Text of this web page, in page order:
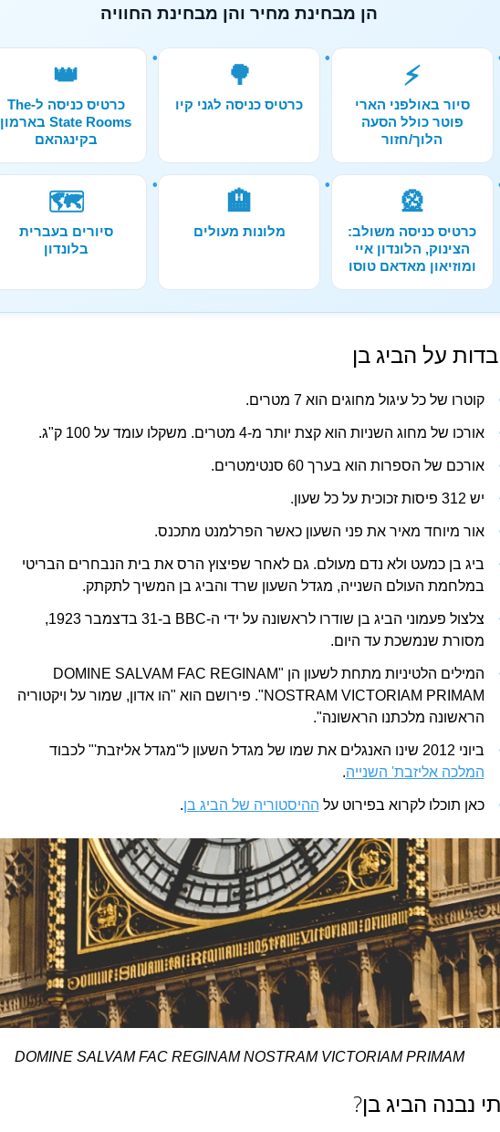
הן מבחינת מחיר והן מבחינת החוויה
⚡
סיור באולפני הארי
פוטר כולל הסעה
הלוך/חזור
🌳
כרטיס כניסה לגני קיו
👑
כרטיס כניסה ל-The
State Rooms בארמון
בקינגהאם
🎡
כרטיס כניסה משולב:
הצינוק, הלונדון איי
ומוזיאון מאדאם טוסו
🏨
מלונות מעולים
🗺️
סיורים בעברית
בלונדון
על הביג בן
קוטרו של כל עיגול מחוגים הוא 7 מטרים.
אורכו של מחוג השניות הוא קצת יותר מ-4 מטרים. משקלו עומד על 100 ק"ג.
אורכם של הספרות הוא בערך 60 סנטימטרים.
יש 312 פיסות זכוכית על כל שעון.
אור מיוחד מאיר את פני השעון כאשר הפרלמנט מתכנס.
ביג בן כמעט ולא נדם מעולם. גם לאחר שפיצוץ הרס את בית הנבחרים הבריטי
במלחמת העולם השנייה, מגדל השעון שרד והביג בן המשיך לתקתק.
צלצול פעמוני הביג בן שודרו לראשונה על ידי ה-BBC ב-31 בדצמבר 1923,
מסורת שנמשכת עד היום.
המילים הלטיניות מתחת לשעון הן "DOMINE SALVAM FAC REGINAM
NOSTRAM VICTORIAM PRIMAM". פירושם הוא "הו אדון, שמור על ויקטוריה
הראשונה מלכתנו הראשונה".
ביוני 2012 שינו האנגלים את שמו של מגדל השעון ל"מגדל אליזבת'" לכבוד
המלכה אליזבת' השנייה.
כאן תוכלו לקרוא בפירוט על ההיסטוריה של הביג בן.
DOMINE SALVAM FAC REGINAM NOSTRAM VICTORIAM PRIMAM
נבנה הביג בן?